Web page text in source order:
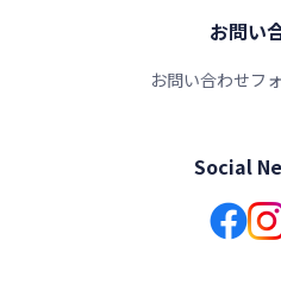
お問い
お問い合わせフ
Social